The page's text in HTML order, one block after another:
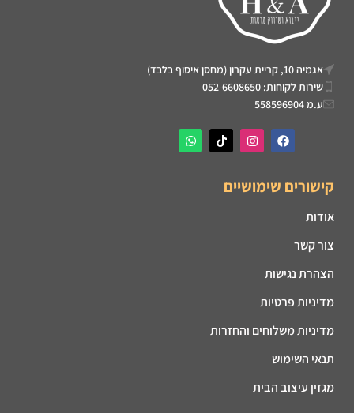
אגמיה 10, קריית עקרון (מחסן איסוף בלבד)
שירות לקוחות: 052-6608650
ע.מ 558596904
קישורים שימושיים
אודות
צור קשר
הצהרת נגישות
מדיניות פרטיות
מדיניות משלוחים והחזרות
תנאי השימוש
מגזין עיצוב הבית